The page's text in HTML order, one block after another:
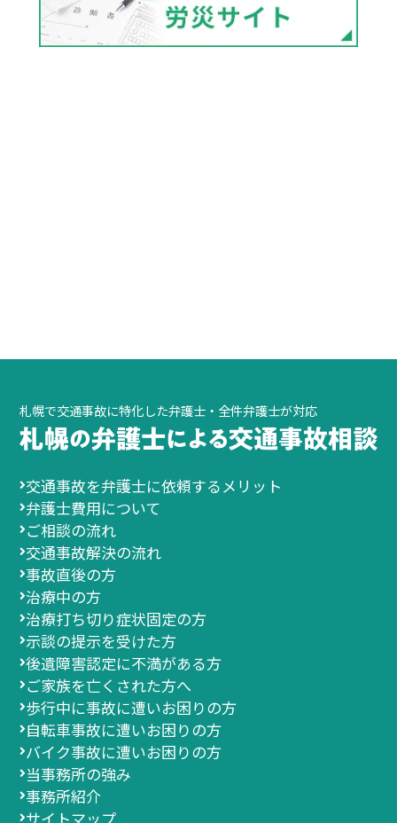
札幌で交通事故に特化した弁護士・全件弁護士が対応
交通事故を弁護士に依頼するメリット
弁護士費用について
ご相談の流れ
交通事故解決の流れ
事故直後の方
治療中の方
治療打ち切り症状固定の方
示談の提示を受けた方
後遺障害認定に不満がある方
ご家族を亡くされた方へ
歩行中に事故に遭いお困りの方
自転車事故に遭いお困りの方
バイク事故に遭いお困りの方
当事務所の強み
事務所紹介
サイトマップ